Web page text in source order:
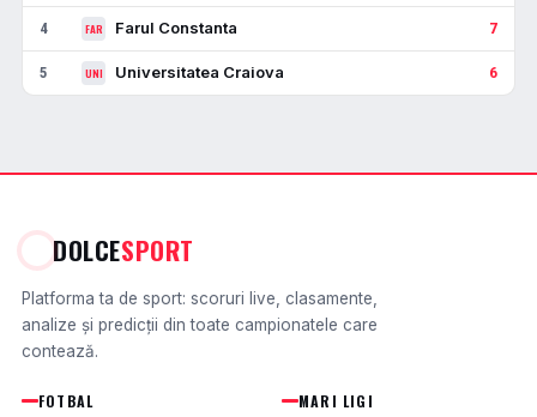
4 FAR Farul Constanta 7
5 UNI Universitatea Craiova 6
DOLCESPORT
Platforma ta de sport: scoruri live, clasamente,
analize și predicții din toate campionatele care
contează.
FOTBAL MARI LIGI